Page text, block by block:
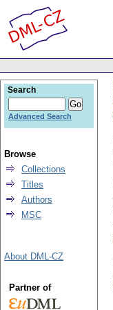
Search
Advanced Search
Browse
Collections
Titles
Authors
MSC
About DML-CZ
Partner of